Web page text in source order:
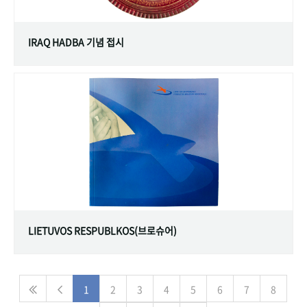
IRAQ HADBA 기념 접시
LIETUVOS RESPUBLKOS(브로슈어)
1 2 3 4 5 6 7 8